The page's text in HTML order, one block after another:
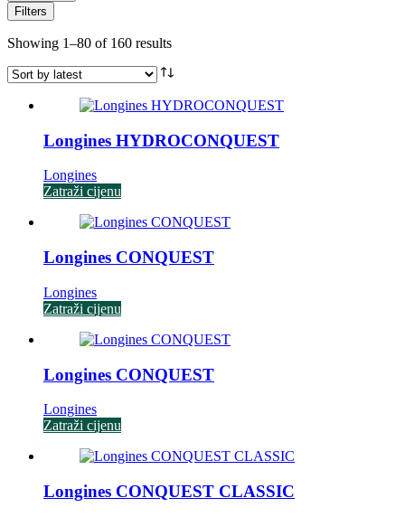
Filters
Showing 1–80 of 160 resultsSorted
latest
Longines HYDROCONQUEST
Longines
Zatraži cijenu
Longines CONQUEST
Longines
Zatraži cijenu
Longines CONQUEST
Longines
Zatraži cijenu
Longines CONQUEST CLASSIC